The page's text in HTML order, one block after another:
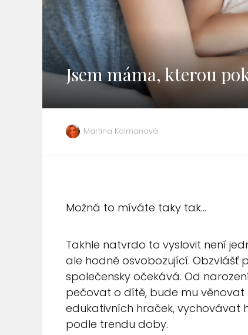
Jsem máma, kterou
Martina Kolmanová
Možná to míváte taky tak…
Takhle natvrdo to vyslovit není
ale hodně osvobozující. Obzvlášť
společensky očekává. Od
pečovat o dítě, bude mu
edukativních hraček, vychovávat
podle trendu doby.